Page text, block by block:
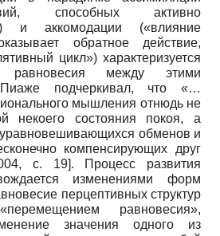
способных активно
и аккомодации («влияние
обратное действие,
цикл») характеризуется
равновесия между этими
подчеркивал, что «…
мышления отнюдь не
некоего состояния покоя, а
уравновешивающихся обменов и
компенсирующих друг
, с. 19]. Процесс развития
изменениями форм
перцептивных структур
равновесия»,
значения одного из